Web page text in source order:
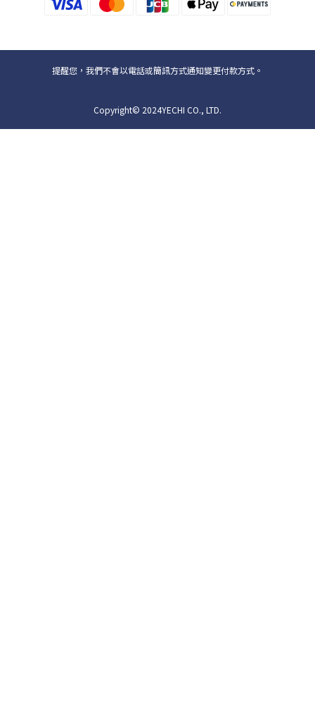
提醒您，我們不會以電話或簡訊方式通知變更付款方式。
Copyright© 2024YECHI CO., LTD.